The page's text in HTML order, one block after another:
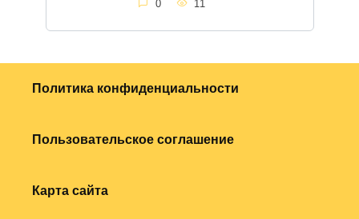
0 11
Политика конфиденциальности
Пользовательское соглашение
Карта сайта